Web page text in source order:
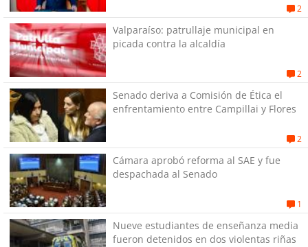
2
Valparaíso: patrullaje municipal en
picada contra la alcaldía
2
Senado deriva a Comisión de Ética el
enfrentamiento entre Campillai y Flores
2
Cámara aprobó reforma al SAE y fue
despachada al Senado
1
Nueve estudiantes de enseñanza media
fueron detenidos en dos violentas riñas